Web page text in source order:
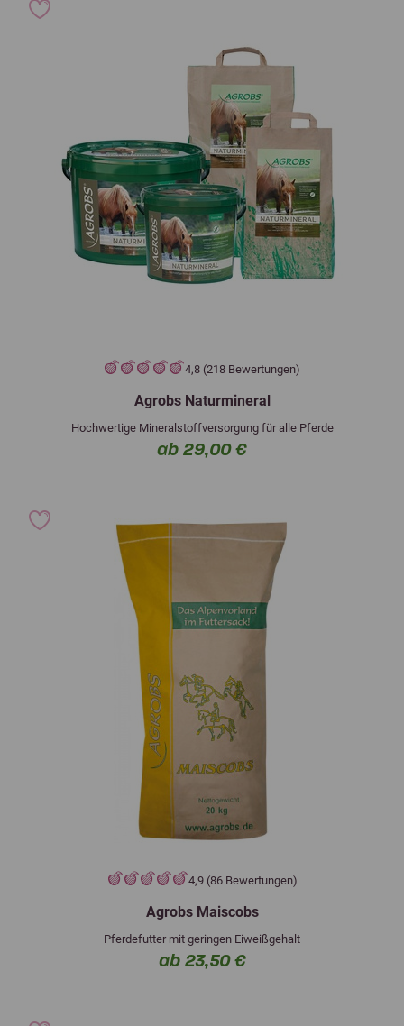
4,8 (218 Bewertungen)
Agrobs Naturmineral
Hochwertige Mineralstoffversorgung für alle Pferde
ab 29,00 €
4,9 (86 Bewertungen)
Agrobs Maiscobs
Pferdefutter mit geringen Eiweißgehalt
ab 23,50 €